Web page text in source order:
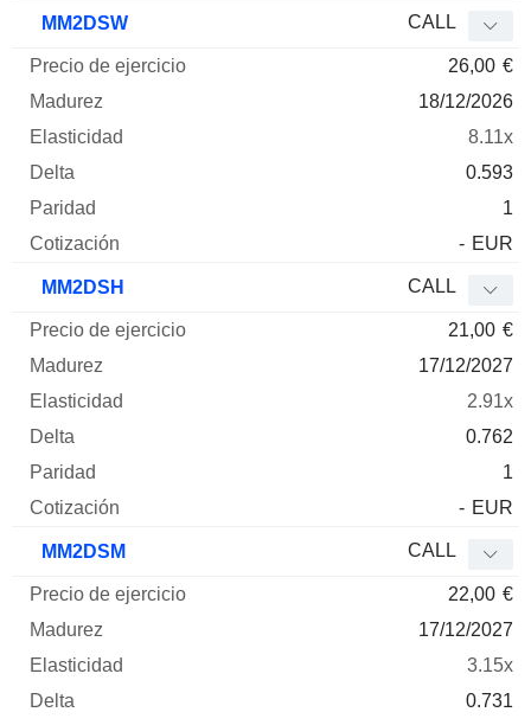
MM2DSW CALL
26,00 €
18/12/2026
8.11x
0.593
1
- EUR
MM2DSH CALL
21,00 €
17/12/2027
2.91x
0.762
1
- EUR
MM2DSM CALL
22,00 €
17/12/2027
3.15x
0.731